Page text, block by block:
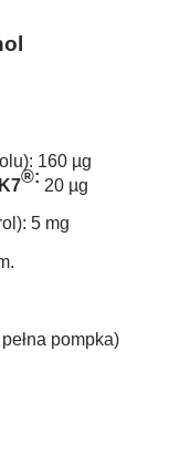
160 µg
®: 20 µg
5 mg
pompka)